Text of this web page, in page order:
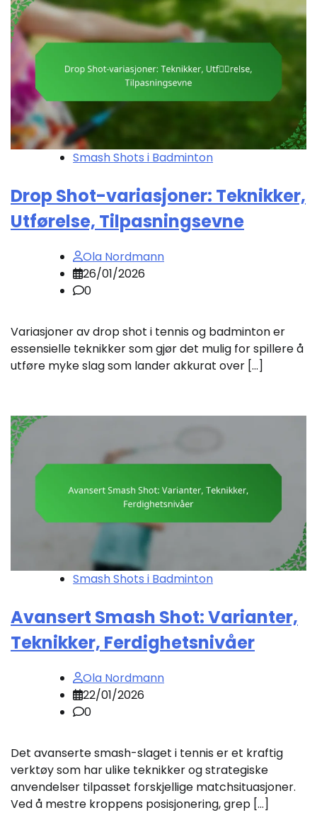
Smash Shots i Badminton
Drop Shot-variasjoner: Teknikker,
Utførelse, Tilpasningsevne
Ola Nordmann
26/01/2026
0
Variasjoner av drop shot i tennis og badminton er
essensielle teknikker som gjør det mulig for spillere å
utføre myke slag som lander akkurat over […]
Smash Shots i Badminton
Avansert Smash Shot: Varianter,
Teknikker, Ferdighetsnivåer
Ola Nordmann
22/01/2026
0
Det avanserte smash-slaget i tennis er et kraftig
verktøy som har ulike teknikker og strategiske
anvendelser tilpasset forskjellige matchsituasjoner.
Ved å mestre kroppens posisjonering, grep […]